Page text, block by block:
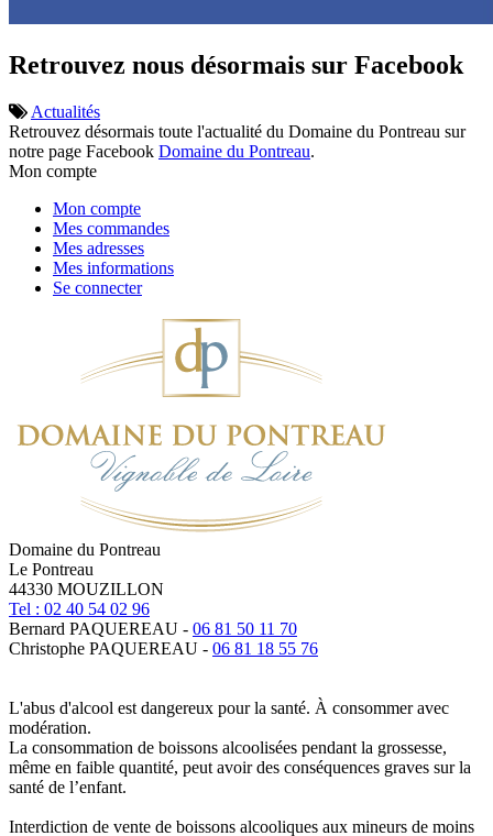
Retrouvez nous désormais sur Facebook
Actualités
Retrouvez désormais toute l'actualité du Domaine du Pontreau sur
notre page Facebook Domaine du Pontreau.
Mon compte
Mon compte
Mes commandes
Mes adresses
Mes informations
Se connecter
Domaine du Pontreau
Le Pontreau
44330 MOUZILLON
Tel : 02 40 54 02 96
Bernard PAQUEREAU - 06 81 50 11 70
Christophe PAQUEREAU - 06 81 18 55 76
L'abus d'alcool est dangereux pour la santé. À consommer avec
modération.
La consommation de boissons alcoolisées pendant la grossesse,
même en faible quantité, peut avoir des conséquences graves sur la
santé de l’enfant.
Interdiction de vente de boissons alcooliques aux mineurs de moins